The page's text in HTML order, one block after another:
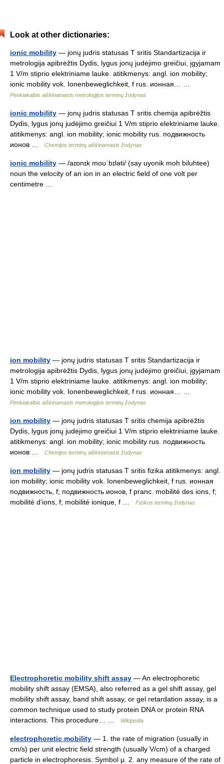
Look at other dictionaries:
ionic mobility — jonų judris statusas T sritis Standartizacija ir
metrologija apibrėžtis Dydis, lygus jonų judėjimo greičiui, įgyjamam
1 V/m stiprio elektriniame lauke. atitikmenys: angl. ion mobility;
ionic mobility vok. Ionenbeweglichkeit, f rus. ионная… …
Penkiakalbis aiškinamasis metrologijos terminų žodynas
ionic mobility — jonų judris statusas T sritis chemija apibrėžtis
Dydis, lygus jonų judėjimo greičiui 1 V/m stiprio elektriniame lauke.
atitikmenys: angl. ion mobility; ionic mobility rus. подвижность
ионов …
Chemijos terminų aiškinamasis žodynas
ionic mobility — /aɪɒnɪk moʊˈbɪləti/ (say uyonik moh biluhtee)
noun the velocity of an ion in an electric field of one volt per
centimetre …
ion mobility — jonų judris statusas T sritis Standartizacija ir
metrologija apibrėžtis Dydis, lygus jonų judėjimo greičiui, įgyjamam
1 V/m stiprio elektriniame lauke. atitikmenys: angl. ion mobility;
ionic mobility vok. Ionenbeweglichkeit, f rus. ионная… …
Penkiakalbis aiškinamasis metrologijos terminų žodynas
ion mobility — jonų judris statusas T sritis chemija apibrėžtis
Dydis, lygus jonų judėjimo greičiui 1 V/m stiprio elektriniame lauke.
atitikmenys: angl. ion mobility; ionic mobility rus. подвижность
ионов …
Chemijos terminų aiškinamasis žodynas
ion mobility — jonų judris statusas T sritis fizika atitikmenys: angl.
ion mobility; ionic mobility vok. Ionenbeweglichkeit, f rus. ионная
подвижность, f; подвижность ионов, f pranc. mobilité des ions, f;
mobilité d’ions, f; mobilité ionique, f …
Fizikos terminų žodynas
Electrophoretic mobility shift assay — An electrophoretic
mobility shift assay (EMSA), also referred as a gel shift assay, gel
mobility shift assay, band shift assay, or gel retardation assay, is a
common technique used to study protein DNA or protein RNA
interactions. This procedure… …
Wikipedia
electrophoretic mobility — 1. the rate of migration (usually in
cm/s) per unit electric field strength (usually V/cm) of a charged
particle in electrophoresis. Symbol μ. 2. any measure of the rate of